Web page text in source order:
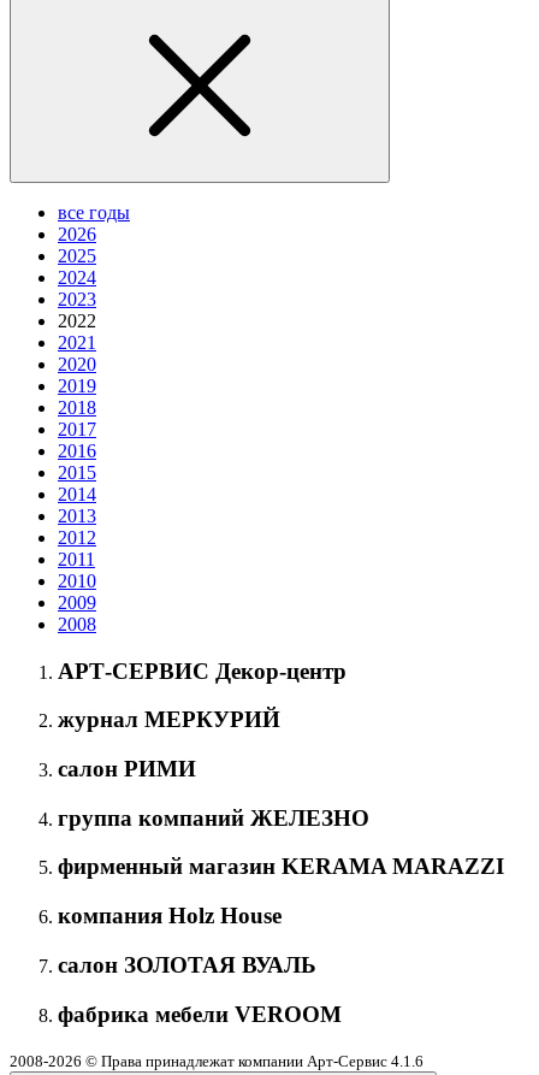
все годы
2026
2025
2024
2023
2022
2021
2020
2019
2018
2017
2016
2015
2014
2013
2012
2011
2010
2009
2008
АРТ-СЕРВИС Декор-центр
журнал МЕРКУРИЙ
салон РИМИ
группа компаний ЖЕЛЕЗНО
фирменный магазин KERAMA MARAZZI
компания Holz House
салон ЗОЛОТАЯ ВУАЛЬ
фабрика мебели VEROOM
2008-2026 © Права принадлежат компании Арт-Сервис 4.1.6